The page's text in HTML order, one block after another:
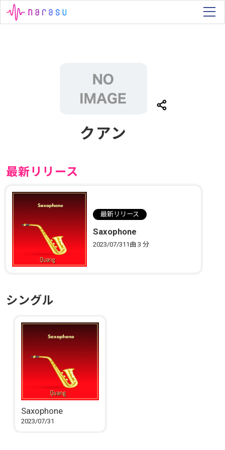
クアン
最新リリース
最新リリース
Saxophone
2023/07/31 1曲3 分
シングル
Saxophone
2023/07/31